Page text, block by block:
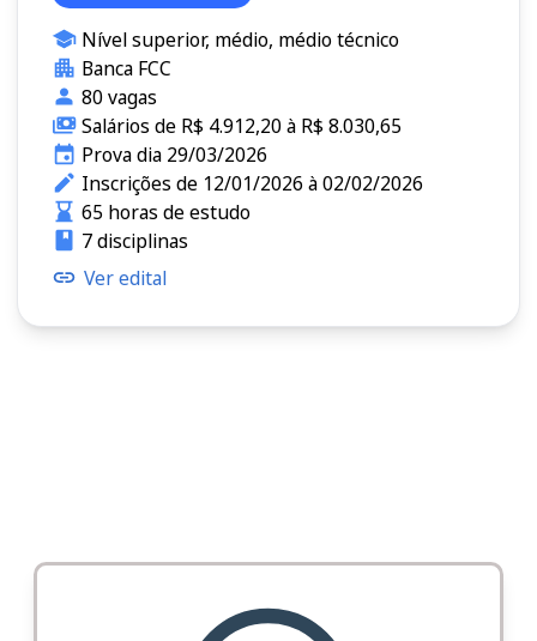
Nível superior, médio, médio técnico
Banca FCC
80 vagas
Salários de R$ 4.912,20 à R$ 8.030,65
Prova dia 29/03/2026
Inscrições de 12/01/2026 à 02/02/2026
65 horas de estudo
7 disciplinas
Ver edital